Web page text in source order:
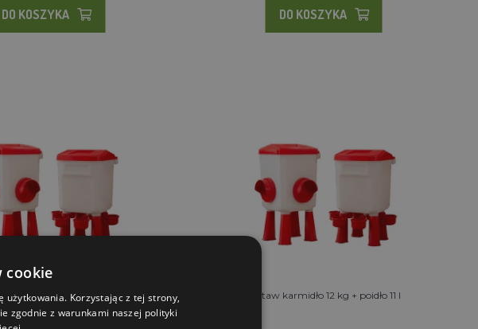
DO KOSZYKA DO KOSZYKA
karmidło + poidło 8 kg + 7 l Zestaw karmidło 12 kg + poidło 11 l
cookie
użytkowania. Korzystając z tej strony,
zgodnie z warunkami naszej polityki